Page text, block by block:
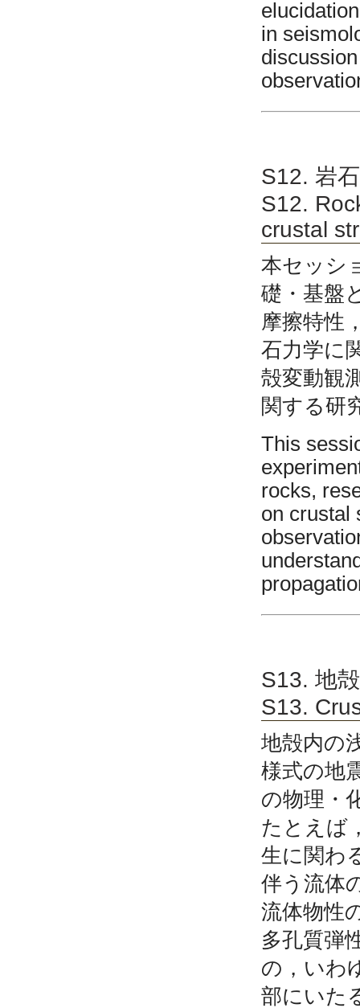
in
S12. 岩
S12.
crustal
本セッシ
礎・基盤
摩擦特性
石力学に
殻変動観
関する研
This
rocks,
on crustal
S13. 地
S13.
地殻内の
様式の地
の物理・
たとえば
生に関わ
伴う流体
流体物性
多孔質弾
の，いわ
部にいた